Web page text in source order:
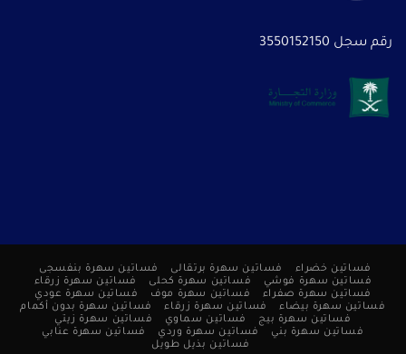
رقم سجل 3550152150
فساتين خضراء فساتين سهرة برتقالى
فساتين سهرة بنفسجى
فساتين سهرة فوشي
فساتين سهرة كحلى
فساتين سهرة زرقاء
فساتين سهرة صفراء
فساتين سهرة موف
فساتين سهرة عودي
فساتين سهرة بيضاء
فساتين سهرة زرقاء
فساتين سهرة بدون أكمام
فساتين سهرة بيج
فساتين سماوي
فساتين سهرة زيتي
فساتين سهرة بني
فساتين سهرة وردي
فساتين سهرة عنابي
فساتين بذيل طويل